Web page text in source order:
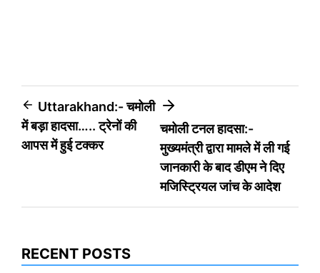
Post
navigation
Uttarakhand:- चमोली
में बड़ा हादसा….. ट्रेनों की
आपस में हुई टक्कर
चमोली टनल हादसा:-
मुख्यमंत्री द्वारा मामले में ली गई
जानकारी के बाद डीएम ने दिए
मजिस्ट्रियल जांच के आदेश
RECENT POSTS